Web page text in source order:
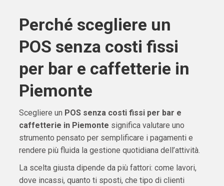
Perché scegliere un
POS senza costi fissi
per bar e caffetterie in
Piemonte
Scegliere un POS senza costi fissi per bar e
caffetterie in Piemonte significa valutare uno
strumento pensato per semplificare i pagamenti e
rendere più fluida la gestione quotidiana dell’attività.
La scelta giusta dipende da più fattori: come lavori,
dove incassi, quanto ti sposti, che tipo di clienti